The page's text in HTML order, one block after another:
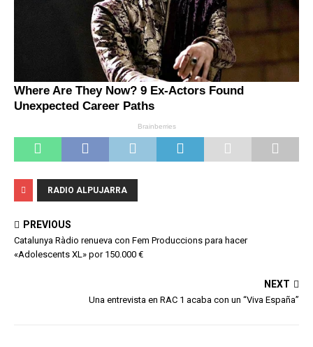
RADIO ALPUJARRA
PREVIOUS
Catalunya Ràdio renueva con Fem Produccions para hacer
«Adolescents XL» por 150.000 €
NEXT
Una entrevista en RAC 1 acaba con un “Viva España”